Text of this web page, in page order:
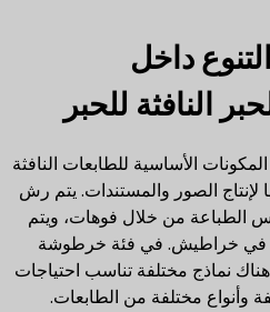
داخل
النافثة للحبر
الأساسية للطابعات النافثة
لإنتاج الصور والمستندات. يتم رش
الطباعة من خلال فوهات، ويتم
في خراطيش. في فئة خرطوشة
هناك نماذج مختلفة تناسب احتياجات
وأنواع مختلفة من الطابعات.